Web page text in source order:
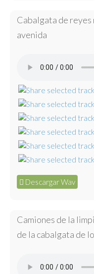
Cabalgata de reyes
avenida
Descargar Wav
Camiones de la
de la cabalgata de